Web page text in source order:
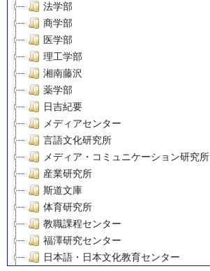
法学部
商学部
医学部
理工学部
湘南藤沢
薬学部
日吉紀要
メディアセンター
言語文化研究所
メディア・コミュニケーション研究所
産業研究所
斯道文庫
体育研究所
教職課程センター
福澤研究センター
日本語・日本文化教育センター